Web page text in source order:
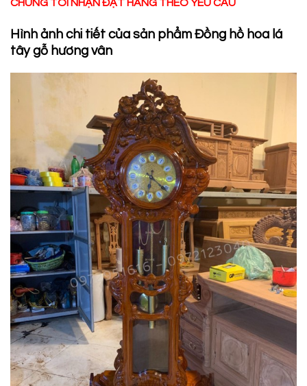
CHÚNG TÔI NHẬN ĐẶT HÀNG THEO YÊU CẦU
Hình ảnh chi tiết của sản phẩm Đồng hồ hoa lá
tây gỗ hương vân